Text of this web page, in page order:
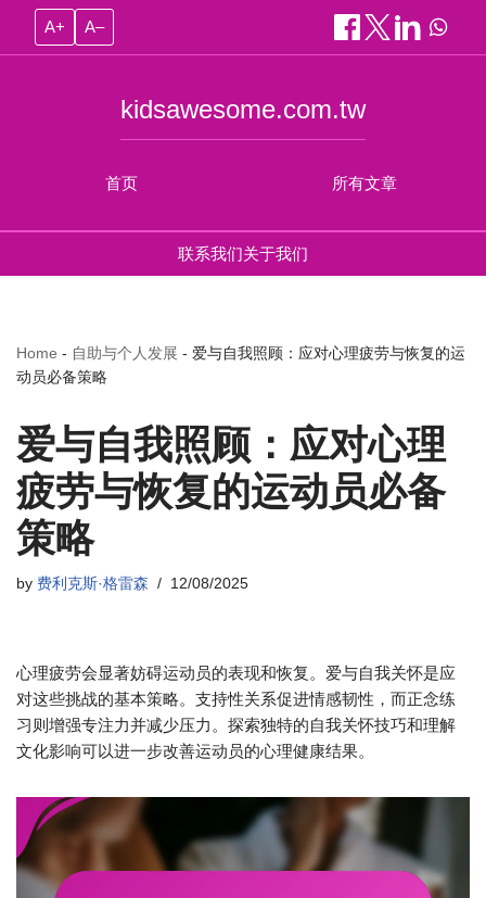
A+ A–
首页
kidsawesome.com.tw
所有文章
联系我们关于我们
Home - 自助与个人发展 - 爱与自我照顾：应对心理疲劳与恢复的运
动员必备策略
爱与自我照顾：应对心理
疲劳与恢复的运动员必备
策略
by 费利克斯·格雷森 12/08/2025
心理疲劳会显著妨碍运动员的表现和恢复。爱与自我关怀是应
对这些挑战的基本策略。支持性关系促进情感韧性，而正念练
习则增强专注力并减少压力。探索独特的自我关怀技巧和理解
文化影响可以进一步改善运动员的心理健康结果。